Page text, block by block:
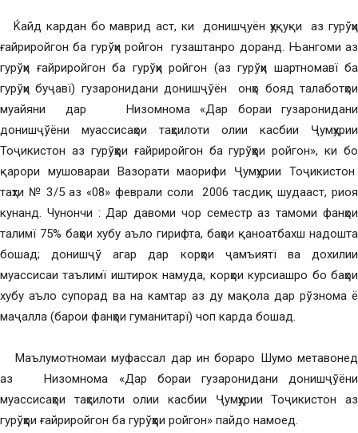
Ќайд кардан бо маврид аст, ки донишҷуён ҳуқуқи аз гурўҳи
ғайриройгон ба гурўҳи ройгон гузаштанро доранд. Њангоми аз
гурўҳи ғайриройгон ба гурўҳи ройгон (аз гурўҳи шартномавї ба
гурўҳи буҷавї) гузаронидани донишҷўён онҳо бояд талаботҳои
муайяни дар Низомнома «Дар бораи гузаронидани
донишҷўёни муассисаҳои таҳсилоти олии касбии Ҷумҳурии
Тоҷикистон аз гурўҳҳои ғайриройгон ба гурўҳҳои ройгон», ки бо
қарори мушовараи Вазорати маорифи Ҷумҳурии Тоҷикистон
таҳти № 3/5 аз «08» феврали соли 2006 тасдиқ шудааст, риоя
кунанд. Чунончи : Дар давоми чор семестр аз тамоми фанҳои
талимї 75% баҳои хубу аъло гирифта, баҳои қаноатбахш надошта
бошад; донишҷў агар дар корҳои ҷамъиятї ва дохилии
муассисаи таълимї иштирок намуда, корҳои курсиашро бо баҳои
хубу аъло супорад ва на камтар аз ду мақола дар рўзнома ё
маҷалла (барои фанҳои гуманитарї) чоп карда бошад.
Маълумотномаи муфассал дар ин бораро Шумо метавонед
аз Низомнома «Дар бораи гузаронидани донишҷўёни
муассисаҳои таҳсилоти олии касбии Ҷумҳурии Тоҷикистон аз
гурўҳҳои ғайриройгон ба гурўҳҳои ройгон» пайдо намоед.